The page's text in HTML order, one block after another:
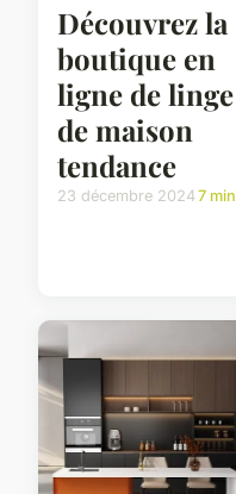
Découvrez la
boutique en
ligne de linge
de maison
tendance
23 décembre 20247 min